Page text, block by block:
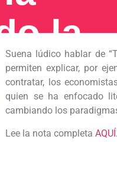
la
Suena lúdico hablar de
permiten explicar, por
contratar, los
quien se ha enfocado
cambiando los
Lee la nota completa AQUÍ.